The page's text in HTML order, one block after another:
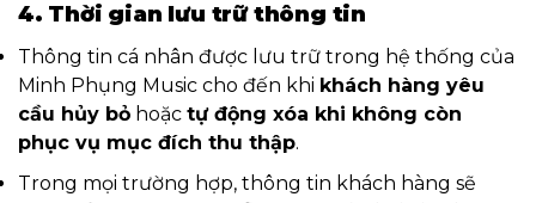
4. Thời gian lưu trữ thông tin
Thông tin cá nhân được lưu trữ trong hệ thống của
Minh Phụng Music cho đến khi khách hàng yêu
cầu hủy bỏ hoặc tự động xóa khi không còn
phục vụ mục đích thu thập.
Trong mọi trường hợp, thông tin khách hàng sẽ